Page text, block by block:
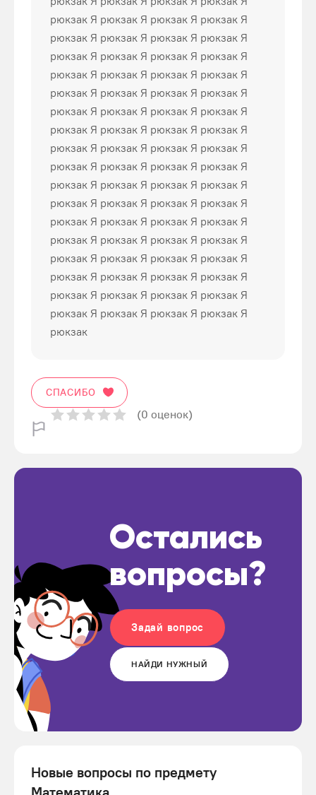
рюкзак Я рюкзак Я рюкзак Я рюкзак Я
рюкзак Я рюкзак Я рюкзак Я рюкзак Я
рюкзак Я рюкзак Я рюкзак Я рюкзак Я
рюкзак Я рюкзак Я рюкзак Я рюкзак Я
рюкзак Я рюкзак Я рюкзак Я рюкзак Я
рюкзак Я рюкзак Я рюкзак Я рюкзак Я
рюкзак Я рюкзак Я рюкзак Я рюкзак Я
рюкзак Я рюкзак Я рюкзак Я рюкзак Я
рюкзак Я рюкзак Я рюкзак Я рюкзак Я
рюкзак Я рюкзак Я рюкзак Я рюкзак Я
рюкзак Я рюкзак Я рюкзак Я рюкзак Я
рюкзак Я рюкзак Я рюкзак Я рюкзак Я
рюкзак Я рюкзак Я рюкзак Я рюкзак Я
рюкзак Я рюкзак Я рюкзак Я рюкзак Я
рюкзак Я рюкзак Я рюкзак Я рюкзак Я
рюкзак Я рюкзак Я рюкзак Я рюкзак Я
рюкзак Я рюкзак Я рюкзак Я рюкзак Я
рюкзак
СПАСИБО
(0 оценок)
Остались
вопросы?
Задай вопрос
НАЙДИ НУЖНЫЙ
Новые вопросы по предмету